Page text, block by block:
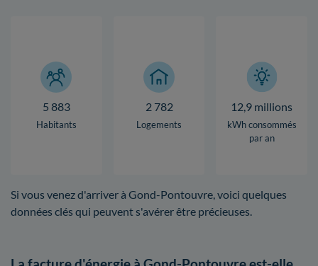
5 883
Habitants
2 782
Logements
12,9 millions
kWh consommés
par an
Si vous venez d'arriver à Gond-Pontouvre, voici quelques
données clés qui peuvent s'avérer être précieuses.